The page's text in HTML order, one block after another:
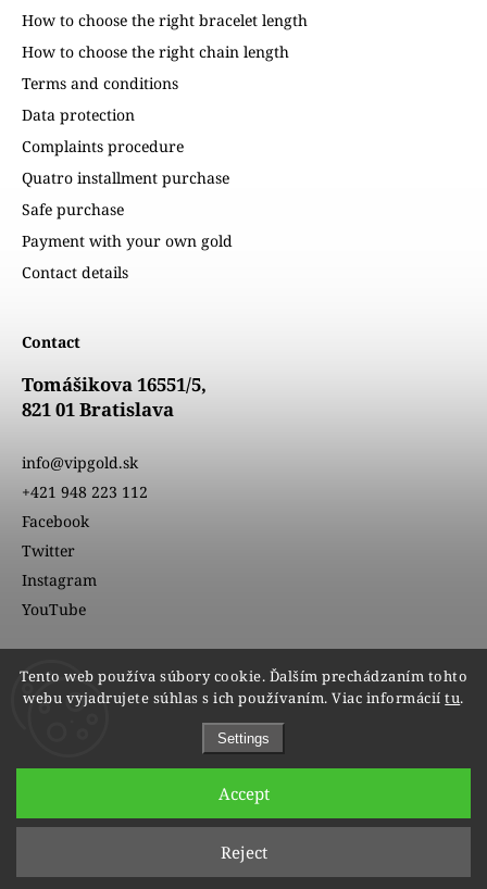
Tento web používa súbory cookie. Ďalším prechádzaním tohto
webu vyjadrujete súhlas s ich používaním. Viac informáciítu.
Settings
Reject
Accept
How to choose the right bracelet length
How to choose the right chain length
Terms and conditions
Data protection
Complaints procedure
Quatro installment purchase
Safe purchase
Payment with your own gold
Contact details
Contact
Tomášikova 16551/5,
821 01 Bratislava
info@vipgold.sk
+421 948 223 112
Facebook
Twitter
Instagram
YouTube
Edit cookie settings